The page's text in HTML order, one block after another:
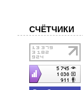
СЧЁТЧИКИ